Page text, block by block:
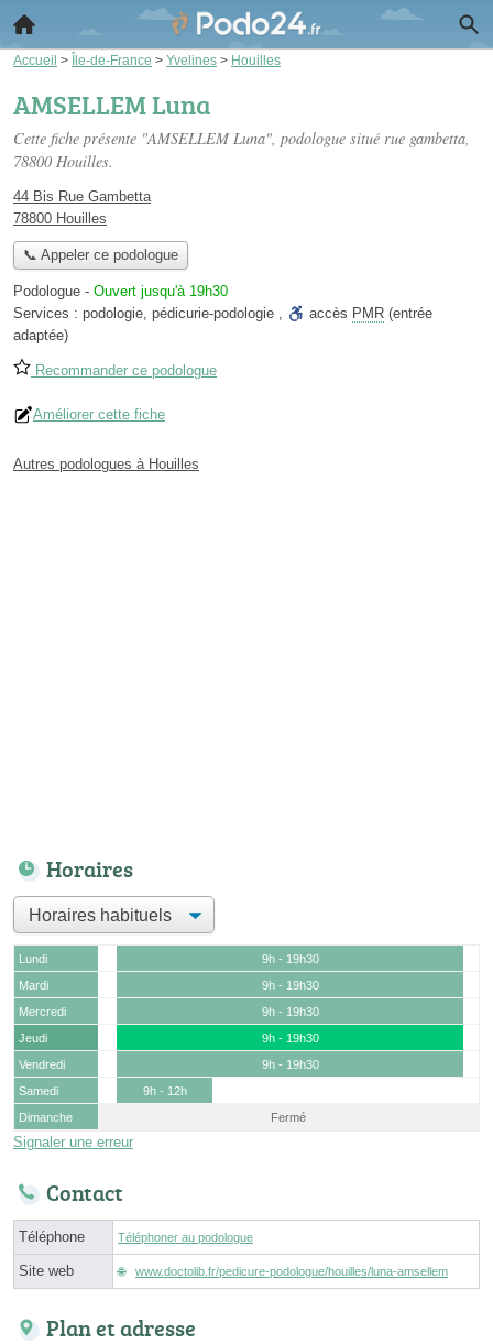
Accueil > Île-de-France > Yvelines > Houilles
AMSELLEM Luna
Cette fiche présente "AMSELLEM Luna", podologue situé rue gambetta,
78800 Houilles.
44 Bis Rue Gambetta
78800 Houilles
📞 Appeler ce podologue
Podologue - Ouvert jusqu'à 19h30
Services : podologie, pédicurie-podologie , accès PMR (entrée
adaptée)
Recommander ce podologue
Améliorer cette fiche
Autres podologues à Houilles
Horaires
Lundi
9h - 19h30
Mardi
9h - 19h30
Mercredi
9h - 19h30
Jeudi
9h - 19h30
Vendredi
9h - 19h30
Samedi
9h - 12h
Dimanche
Fermé
Signaler une erreur
Contact
Téléphone Téléphoner au podologue
Site web www.doctolib.fr/pedicure-podologue/houilles/luna-amsellem
Plan et adresse